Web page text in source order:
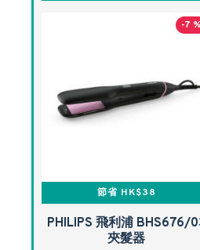
-7 %
節省 HK$38
PHILIPS 飛利浦 BHS676/
夾髮器